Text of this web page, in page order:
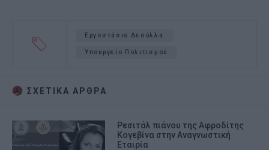
Εργοστάσιο Δεσύλλα
Υπουργείο Πολιτισμού
ΣΧΕΤΙΚA AΡΘΡΑ
Ρεσιτάλ πιάνου της Αφροδίτης
Κογεβίνα στην Αναγνωστική
Εταιρία